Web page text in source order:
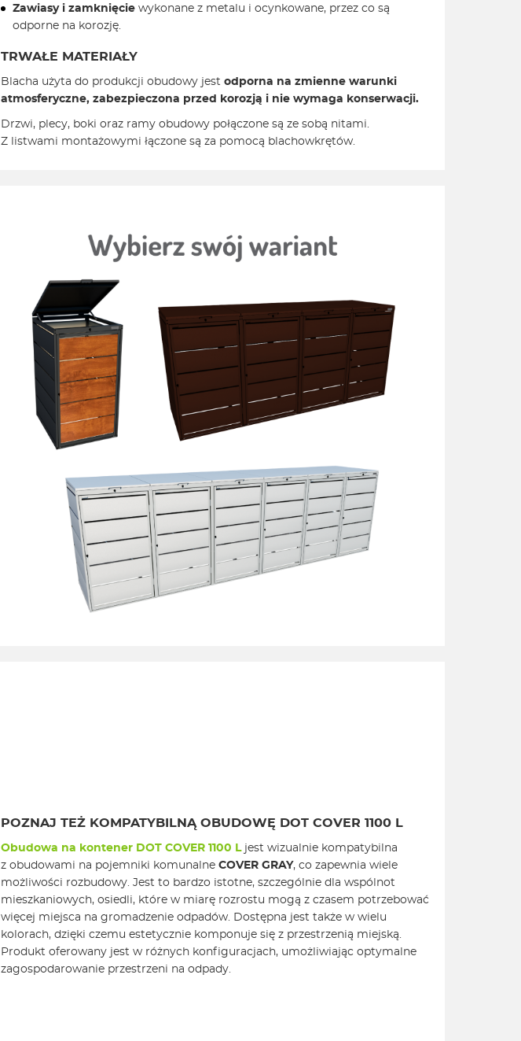
Zawiasy i zamknięcie wykonane z metalu i ocynkowane, przez co są
odporne na korozję.
TRWAŁE MATERIAŁY
Blacha użyta do produkcji obudowy jest odporna na zmienne warunki
atmosferyczne, zabezpieczona przed korozją i nie wymaga konserwacji.
Drzwi, plecy, boki oraz ramy obudowy połączone są ze sobą nitami.
Z listwami montażowymi łączone są za pomocą blachowkrętów.
POZNAJ TEŻ KOMPATYBILNĄ OBUDOWĘ DOT COVER 1100 L
Obudowa na kontener DOT COVER 1100 Ljest wizualnie kompatybilna
z obudowami na pojemniki komunalne COVER GRAY, co zapewnia wiele
możliwości rozbudowy. Jest to bardzo istotne, szczególnie dla wspólnot
mieszkaniowych, osiedli, które w miarę rozrostu mogą z czasem potrzebować
więcej miejsca na gromadzenie odpadów. Dostępna jest także w wielu
kolorach, dzięki czemu estetycznie komponuje się z przestrzenią miejską.
Produkt oferowany jest w różnych konfiguracjach, umożliwiając optymalne
zagospodarowanie przestrzeni na odpady.